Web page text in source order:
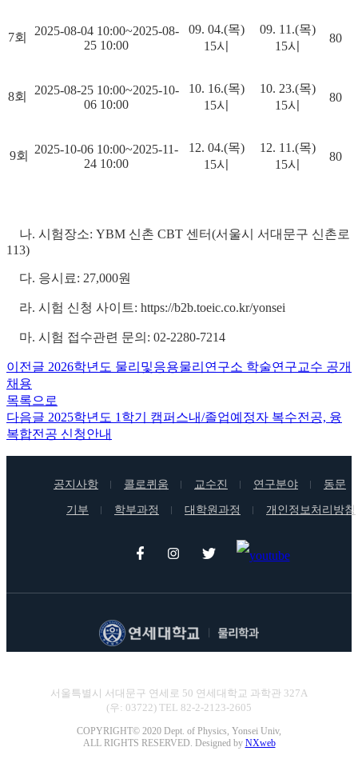
7회
2025-08-04 10:00~2025-08-
25 10:00
09. 04.(목)
15시
09. 11.(목)
15시
80
8회
2025-08-25 10:00~2025-10-
06 10:00
10. 16.(목)
15시
10. 23.(목)
15시
80
9회
2025-10-06 10:00~2025-11-
24 10:00
12. 04.(목)
15시
12. 11.(목)
15시
80
나. 시험장소: YBM 신촌 CBT 센터(서울시 서대문구 신촌로
113)
다. 응시료: 27,000원
라. 시험 신청 사이트: https://b2b.toeic.co.kr/yonsei
마. 시험 접수관련 문의: 02-2280-7214
이전글 2026학년도 물리및응용물리연구소 학술연구교수 공개
채용
목록으로
다음글 2025학년도 1학기 캠퍼스내/졸업예정자 복수전공, 융
복합전공 신청안내
공지사항 콜로퀴움 교수진 연구분야 동문
기부 학부과정 대학원과정 개인정보처리방침
서울특별시 서대문구 연세로 50 연세대학교 과학관 327A
(우: 03722) TEL 82-2-2123-2605
COPYRIGHT© 2020 Dept. of Physics, Yonsei Univ,
ALL RIGHTS RESERVED. Designed by NXweb